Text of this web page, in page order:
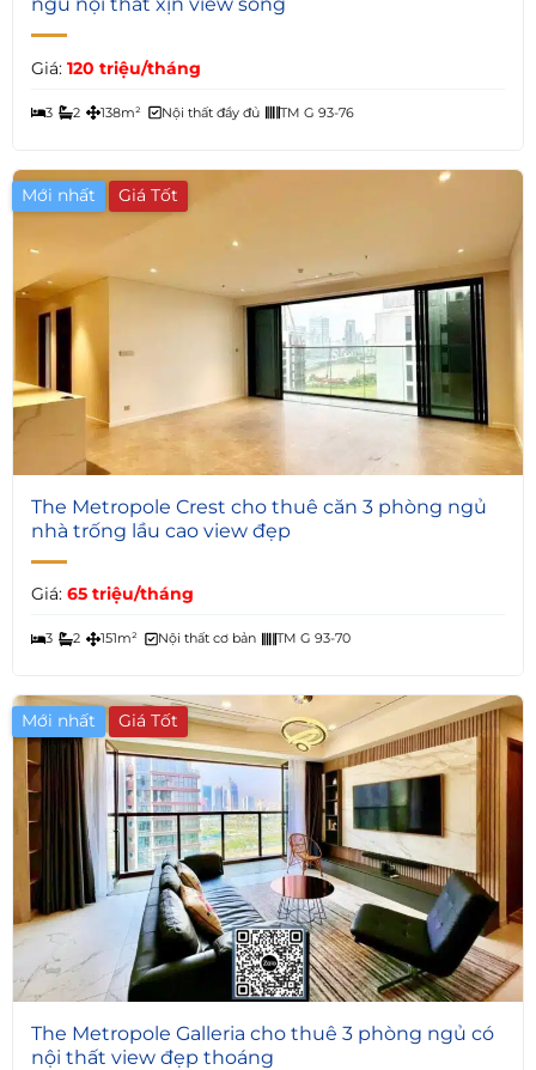
ngủ nội thất xịn view sông
Giá: 120 triệu/tháng
3 2 138m² Nội thất đầy đủ TM G 93-76
Mới nhất Giá Tốt
6
The Metropole Crest cho thuê căn 3 phòng ngủ
nhà trống lầu cao view đẹp
Giá: 65 triệu/tháng
3 2 151m² Nội thất cơ bản TM G 93-70
Mới nhất Giá Tốt
5
The Metropole Galleria cho thuê 3 phòng ngủ có
nội thất view đẹp thoáng